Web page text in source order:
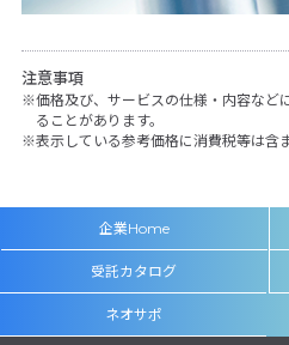
注意事項
価格及び、サービスの仕様・内容など
ることがあります。
表示している参考価格に消費税等は含
企業Home
受託カタログ
ネオサポ